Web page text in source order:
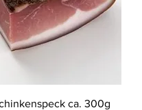
ca. 300g